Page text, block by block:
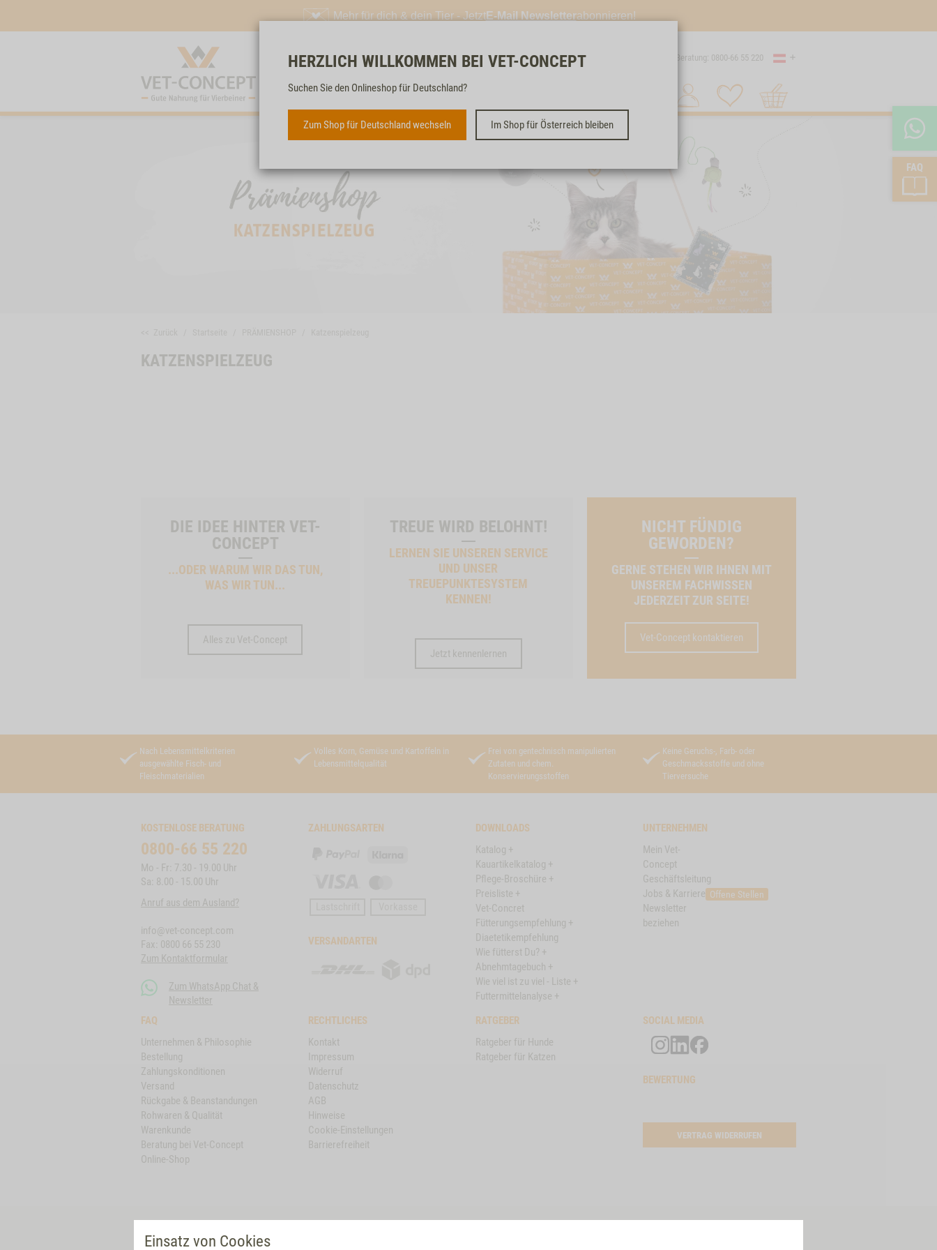
Mehr für dich & dein Tier - JetztE-Mail Newsletterabonnieren!
FAQ
Kostenloser & schneller Versand Beratung: 0800-66 55 220 Land
Einsatz von Cookies
HERZLICH WILLKOMMEN BEI VET-CONCEPT
Suchen Sie den Onlineshop für Deutschland?
Zum Shop für Deutschland wechseln Im Shop für Österreich bleiben
KATZENSPIELZEUG
DIE IDEE HINTER VET-
CONCEPT
...ODER WARUM WIR DAS TUN,
WAS WIR TUN...
Alles zu Vet-Concept
TREUE WIRD BELOHNT!
LERNEN SIE UNSEREN SERVICE
UND UNSER
TREUEPUNKTESYSTEM
KENNEN!
Jetzt kennenlernen
NICHT FÜNDIG
GEWORDEN?
GERNE STEHEN WIR IHNEN MIT
UNSEREM FACHWISSEN
JEDERZEIT ZUR SEITE!
Vet-Concept kontaktieren
Nach Lebensmittelkriterien
ausgewählte Fisch- und
Fleischmaterialien
Volles Korn, Gemüse und Kartoffeln in
Lebensmittelqualität
Frei von gentechnisch manipulierten
Zutaten und chem.
Konservierungsstoffen
Keine Geruchs-, Farb- oder
Geschmacksstoffe und ohne
Tierversuche
KOSTENLOSE BERATUNG
0800-66 55 220
Mo - Fr: 7.30 - 19.00 Uhr
Sa: 8.00 - 15.00 Uhr
Anruf aus dem Ausland?
info@vet-concept.com
Fax: 0800 66 55 230
Zum Kontaktformular
Zum WhatsApp Chat &
Newsletter
ZAHLUNGSARTEN
VERSANDARTEN
DOWNLOADS
Katalog +
Kauartikelkatalog +
Pflege-Broschüre +
Preisliste +
Vet-Concret
Fütterungsempfehlung +
Diaetetikempfehlung
Wie fütterst Du? +
Abnehmtagebuch +
Wie viel ist zu viel - Liste +
Futtermittelanalyse +
UNTERNEHMEN
Mein Vet-
Concept
Geschäftsleitung
Jobs & Karriere Offene Stellen
Newsletter
beziehen
FAQ
Unternehmen & Philosophie
Bestellung
Zahlungskonditionen
Versand
Rückgabe & Beanstandungen
Rohwaren & Qualität
Warenkunde
Beratung bei Vet-Concept
Online-Shop
RECHTLICHES
Kontakt
Impressum
Widerruf
Datenschutz
AGB
Hinweise
Cookie-Einstellungen
Barrierefreiheit
RATGEBER
Ratgeber für Hunde
Ratgeber für Katzen
SOCIAL MEDIA
BEWERTUNG
VERTRAG WIDERRUFEN